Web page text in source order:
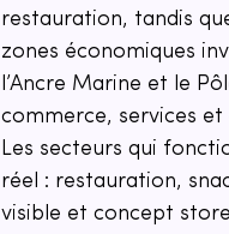
restauration, tandis
zones économiques
l’Ancre Marine et le
commerce, services
Les secteurs qui
réel : restauration,
visible et concept